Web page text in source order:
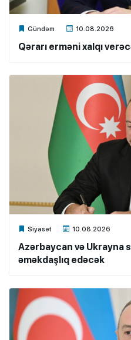
Gündəm 10.08.2026
Xalq.Online
Qərarı erməni xalqı
Siyasət 10.08.2026
Xalq.Online
Azərbaycan və Ukrayna
əməkdaşlıq edəcək